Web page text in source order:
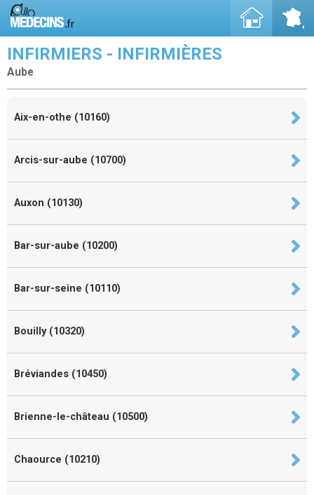
INFIRMIERS - INFIRMIÈRES
Aube
Aix-en-othe (10160)
Arcis-sur-aube (10700)
Auxon (10130)
Bar-sur-aube (10200)
Bar-sur-seine (10110)
Bouilly (10320)
Bréviandes (10450)
Brienne-le-château (10500)
Chaource (10210)